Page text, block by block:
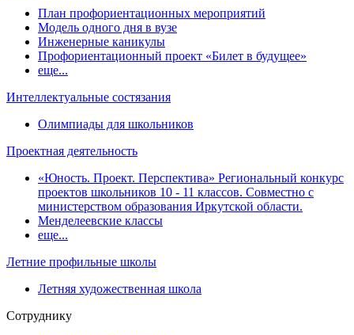
План профориентационных мероприятий
Модель одного дня в вузе
Инженерные каникулы
Профориентационный проект «Билет в будущее»
еще...
Интеллектуальные состязания
Олимпиады для школьников
Проектная деятельность
«Юность. Проект. Перспектива» Региональный конкурс
проектов школьников 10 - 11 классов. Совместно с
министерством образования Иркутской области.
Менделеевские классы
еще...
Летние профильные школы
Летняя художественная школа
Сотруднику